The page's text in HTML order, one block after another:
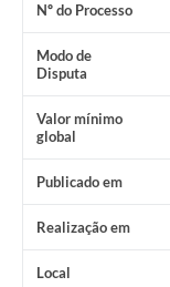
Nº do Processo
Modo de
Disputa
Valor mínimo
global
Publicado em
Realização em
Local